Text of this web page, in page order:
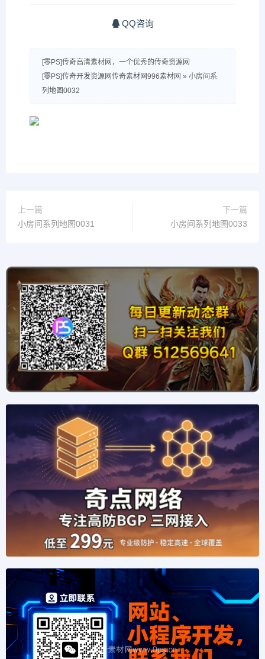
QQ咨询
[零PS]传奇高清素材网，一个优秀的传奇资源网
[零PS]传奇开发资源网传奇素材网996素材网 » 小房间系
列地图0032
上一篇
小房间系列地图0031
下一篇
小房间系列地图0033